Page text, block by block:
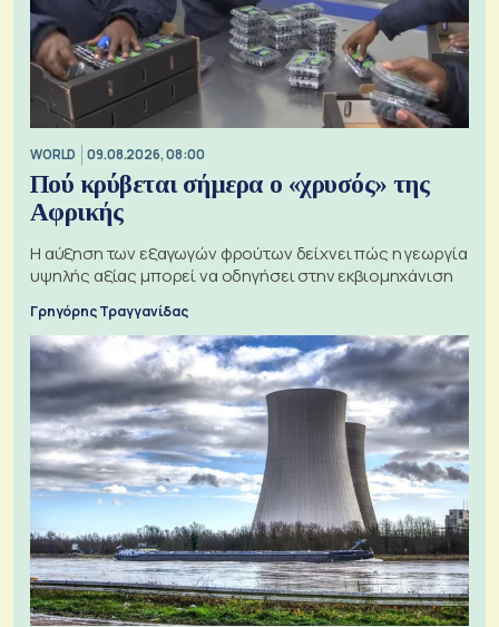
WORLD 09.08.2026, 08:00
Πού κρύβεται σήμερα ο «χρυσός» της
Αφρικής
Η αύξηση των εξαγωγών φρούτων δείχνει πώς η γεωργία
υψηλής αξίας μπορεί να οδηγήσει στην εκβιομηχάνιση
Γρηγόρης Τραγγανίδας